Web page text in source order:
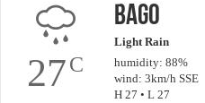
27C
Bago
Light Rain
humidity: 88%
wind: 3km/h SSE
H 27 • L 27